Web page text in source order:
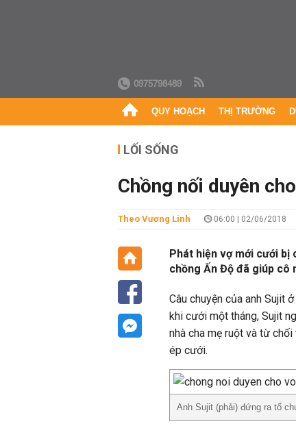
0975798489
QUY HOẠCH THỊ TRƯỜNG
LỐI SỐNG
Chồng nối duyên
Theo Vương Linh 06:00 | 02/06/2018
Phát hiện vợ mới cưới bị
chồng Ấn Độ đã giúp cô
Câu chuyện của anh Sujit
khi cưới một tháng, Sujit
nhà cha mẹ ruột và từ
ép cưới.
Anh Sujit (phải) đứng ra tổ